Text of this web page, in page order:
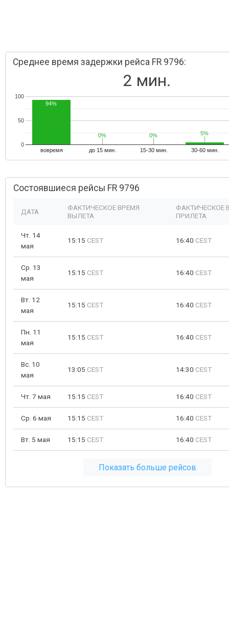
Среднее время задержки рейса FR 9796:
2 мин.
вовремя до 15 мин. 15-30 мин. 30-60 мин.
0
50
100
94%
0%
0% 0%
0% 5%
5%
Состоявшиеся рейсы FR 9796
ДАТА
ФАКТИЧЕСКОЕ ВРЕМЯ
ВЫЛЕТА
ФАКТИЧЕСКОЕ
ПРИЛЕТА
Чт. 14
мая
15:15 CEST 16:40 CEST
Ср. 13
мая
15:15 CEST 16:40 CEST
Вт. 12
мая
15:15 CEST 16:40 CEST
Пн. 11
мая
15:15 CEST 16:40 CEST
Вс. 10
мая
13:05 CEST 14:30 CEST
Чт. 7 мая 15:15 CEST 16:40 CEST
Ср. 6 мая 15:15 CEST 16:40 CEST
Вт. 5 мая 15:15 CEST 16:40 CEST
Показать больше рейсов